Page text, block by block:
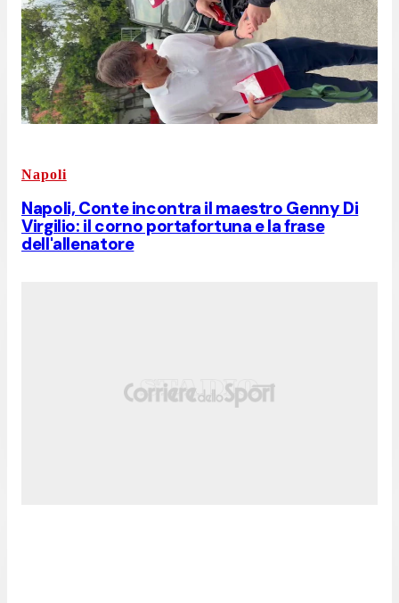
Napoli
Napoli, Conte incontra il maestro Genny Di
Virgilio: il corno portafortuna e la frase
dell'allenatore